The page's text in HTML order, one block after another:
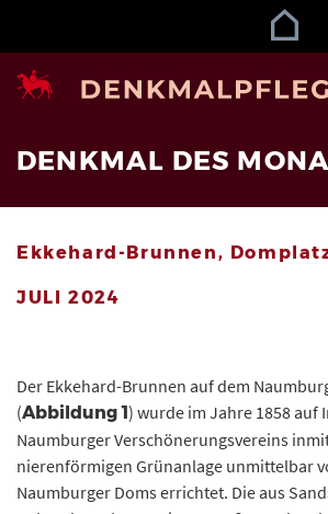
DENKMAL DES
Ekkehard-Brunnen,
JULI 2024
Der Ekkehard-Brunnen auf dem
(Abbildung 1 ) wurde im Jahre 1858 auf
Naumburger Verschönerungsvereins
nierenförmigen Grünanlage unmittelbar
Naumburger Doms errichtet. Die aus